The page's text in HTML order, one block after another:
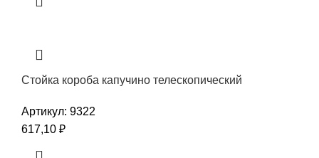
Стойка короба капучино телескопический
Артикул: 9322
617,10 ₽